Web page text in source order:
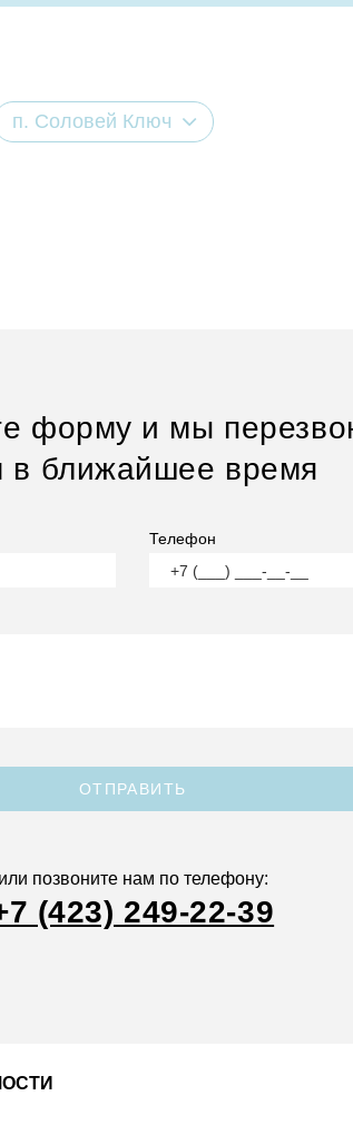
п. Соловей Ключ
форму и мы
в ближайшее время
Телефон
ОТПРАВИТЬ
или позвоните нам по телефону:
(423) 249-22-39